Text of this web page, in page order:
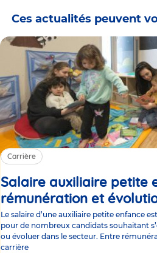
Ces actualités peuvent
Carrière
Salaire auxiliaire petite
rémunération et
Le salaire d’une auxiliaire petite enfance
pour de nombreux candidats souhaitant
ou évoluer dans le secteur. Entre
carrière